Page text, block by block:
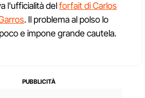
l'ufficialità delforfait di Carlos
. Il problema al polso lo
e impone grande cautela.